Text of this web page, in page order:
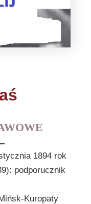
1894 rok
podporucznik
Kuropaty